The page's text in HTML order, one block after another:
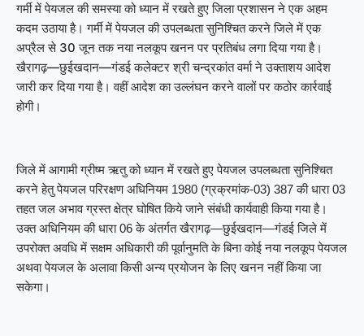
गर्मी में पेयजल की समस्या को ध्यान में रखते हुए जिला प्रशासन ने एक अहम
कदम उठाया है। गर्मी में पेयजल की उपलब्धता सुनिश्चित करने जिले में एक
अप्रैल से 30 जून तक नया नलकूप खनन पर प्रतिबंध लगा दिया गया है।
खैरागढ़—छुईखदान—गंडई कलेक्टर श्री चन्द्रकांत वर्मा ने उक्ताशय आदेश
जारी कर दिया गया है। वहीं आदेश का उल्लंघन करने वालों पर कठोर कार्रवाई
होगी।
जिले में आगामी ग्रीष्म ऋतु को ध्यान में रखते हुए पेयजल उपलब्धता सुनिश्चित
करने हेतु पेयजल परिरक्षण अधिनियम 1980 (ग्रक्रमांक-03) 387 की धारा 03
तहत जल अभाव ग्रस्त क्षेत्र घोषित किये जाने संबंधी कार्यवाही किया गया है।
उक्त अधिनियम की धारा 06 के अंतर्गत खैरागढ़—छुईखदान—गंडई जिले में
उपरोक्त अवधि में सक्षम अधिकारी की पूर्वानुमति के बिना कोई नया नलकूप पेयजल
अथवा पेयजल के अलावा किसी अन्य प्रयोजन के लिए खनन नहीं किया जा
सकेगा।